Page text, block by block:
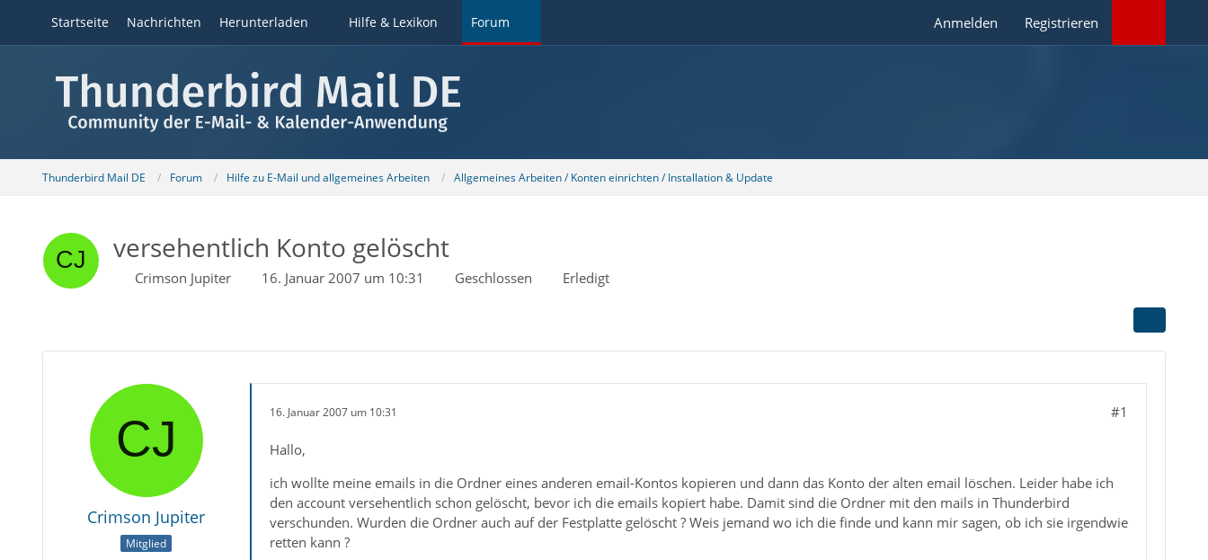
Startseite Nachrichten Herunterladen Hilfe & Lexikon Forum Anmelden Registrieren
Thunderbird Mail DE Forum Hilfe zu E-Mail und allgemeines Arbeiten Allgemeines Arbeiten / Konten einrichten / Installation & Update
versehentlich Konto gelöscht
Crimson Jupiter 16. Januar 2007 um 10:31 Geschlossen Erledigt
Crimson Jupiter
Mitglied
16. Januar 2007 um 10:31 #1
Hallo,
ich wollte meine emails in die Ordner eines anderen email-Kontos kopieren und dann das Konto der alten email löschen. Leider habe ich
den account versehentlich schon gelöscht, bevor ich die emails kopiert habe. Damit sind die Ordner mit den mails in Thunderbird
verschunden. Wurden die Ordner auch auf der Festplatte gelöscht ? Weis jemand wo ich die finde und kann mir sagen, ob ich sie irgendwie
retten kann ?